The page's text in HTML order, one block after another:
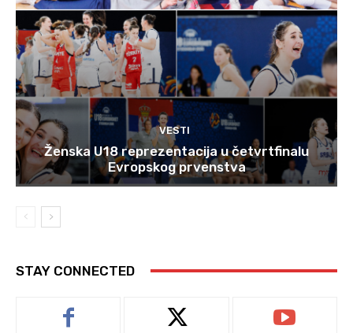
VESTI
Ženska U18 reprezentacija u četvrtfinalu
Evropskog prvenstva
STAY CONNECTED